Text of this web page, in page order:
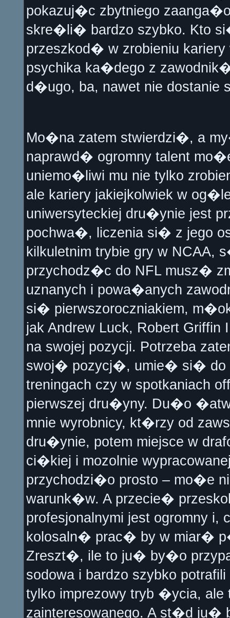
pokazuj�c zbytniego
skre�li� bardzo szybko. Kto
przeszkod� w zrobieniu
psychika ka�dego z
d�ugo, ba, nawet nie dostanie
Mo�na zatem stwierdzi�, a
naprawd� ogromny talent
uniemo�liwi mu nie tylko
ale kariery jakiejkolwiek w
uniwersyteckiej dru�ynie jest
pochwa�, liczenia si� z jego
kilkuletnim trybie gry w
przychodz�c do NFL musz�
uznanych i powa�anych
si� pierwszoroczniakiem,
jak Andrew Luck, Robert
na swojej pozycji. Potrzeba
swoj� pozycj�, umie� si� do
treningach czy w spotkaniach
pierwszej dru�yny. Du�o
mnie wyrobnicy, kt�rzy od
dru�ynie, potem miejsce w
ci�kiej i mozolnie
przychodzi�o prosto – mo�e
warunk�w. A przecie�
profesjonalnymi jest ogromny
kolosaln� prac� by w miar�
Zreszt�, ile to ju� by�o
sodowa i bardzo szybko
tylko imprezowy tryb �ycia,
zainteresowanego. A st�d ju�